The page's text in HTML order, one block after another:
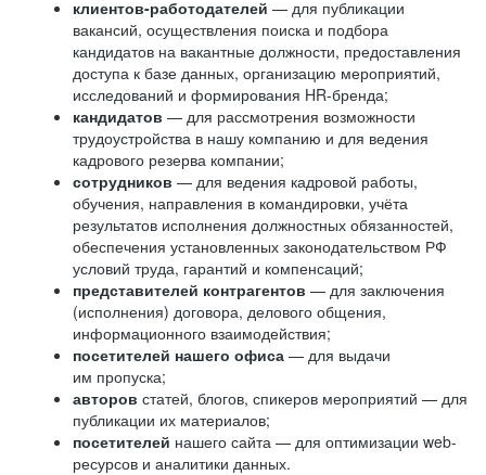
клиентов-работодателей — для публикации
вакансий, осуществления поиска и подбора
кандидатов на вакантные должности, предоставления
доступа к базе данных, организацию мероприятий,
исследований и формирования HR-бренда;
кандидатов — для рассмотрения возможности
трудоустройства в нашу компанию и для ведения
кадрового резерва компании;
сотрудников — для ведения кадровой работы,
обучения, направления в командировки, учёта
результатов исполнения должностных обязанностей,
обеспечения установленных законодательством РФ
условий труда, гарантий и компенсаций;
представителей контрагентов — для заключения
(исполнения) договора, делового общения,
информационного взаимодействия;
посетителей нашего офиса — для выдачи
им пропуска;
авторов статей, блогов, спикеров мероприятий — для
публикации их материалов;
посетителей нашего сайта — для оптимизации web-
ресурсов и аналитики данных.